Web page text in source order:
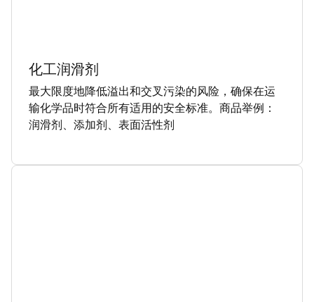
化工润滑剂
最大限度地降低溢出和交叉污染的风险，确保在运
输化学品时符合所有适用的安全标准。商品举例：
润滑剂、添加剂、表面活性剂